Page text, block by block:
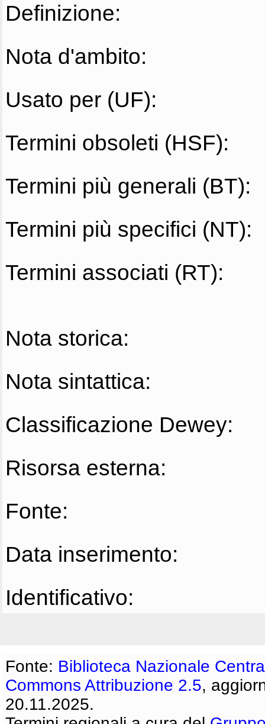
Definizione:
Nota d'ambito:
Usato per (UF):
Termini obsoleti (HSF):
Termini più generali (BT):
Termini più specifici (NT):
Termini associati (RT):
Nota storica:
Nota sintattica:
Classificazione Dewey:
Risorsa esterna:
Fonte:
Data inserimento:
Identificativo:
Fonte: Biblioteca Nazionale
Commons Attribuzione 2.5,
20.11.2025.